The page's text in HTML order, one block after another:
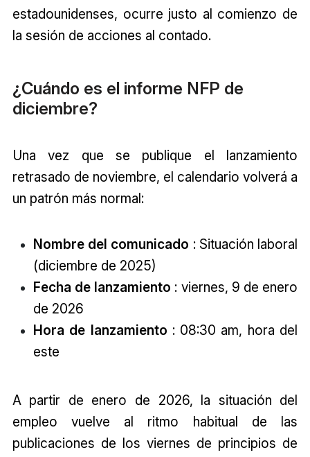
estadounidenses, ocurre justo al comienzo de
la sesión de acciones al contado.
¿Cuándo es el informe NFP de
diciembre?
Una vez que se publique el lanzamiento
retrasado de noviembre, el calendario volverá a
un patrón más normal:
Nombre del comunicado : Situación laboral
(diciembre de 2025)
Fecha de lanzamiento : viernes, 9 de enero
de 2026
Hora de lanzamiento : 08:30 am, hora del
este
A partir de enero de 2026, la situación del
empleo vuelve al ritmo habitual de las
publicaciones de los viernes de principios de